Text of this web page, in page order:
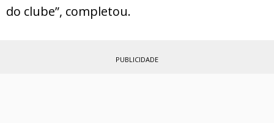
do clube”, completou.
PUBLICIDADE